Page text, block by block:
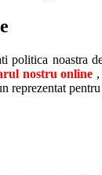
politica noastra
nostru online
reprezentat